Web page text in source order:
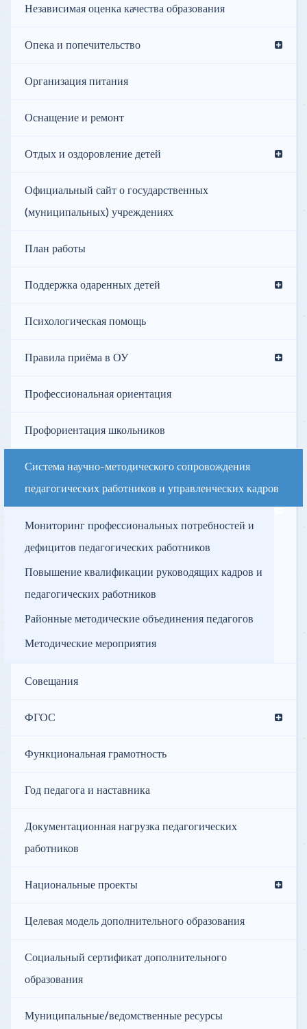
Независимая оценка качества образования
Опека и попечительство
Организация питания
Оснащение и ремонт
Отдых и оздоровление детей
Официальный сайт о государственных
(муниципальных) учреждениях
План работы
Поддержка одаренных детей
Психологическая помощь
Правила приёма в ОУ
Профессиональная ориентация
Профориентация школьников
Система научно-методического сопровождения
педагогических работников и управленческих кадров
Мониторинг профессиональных потребностей и
дефицитов педагогических работников
Повышение квалификации руководящих кадров и
педагогических работников
Районные методические объединения педагогов
Методические мероприятия
Совещания
ФГОС
Функциональная грамотность
Год педагога и наставника
Документационная нагрузка педагогических
работников
Национальные проекты
Целевая модель дополнительного образования
Социальный сертификат дополнительного
образования
Муниципальные/ведомственные ресурсы